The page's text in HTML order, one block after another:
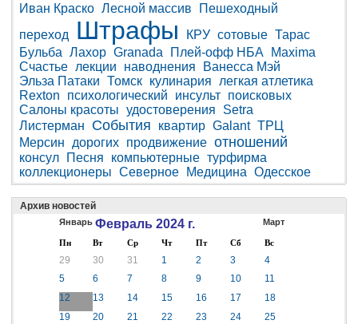
Иван Краско Лесной массив
Пешеходный
переход
Штрафы КРУ сотовые Тарас
Бульба Лахор Granada Плей-офф НБА
Maxima
Счастье лекции наводнения
Ванесса Мэй
Эльза Патаки Томск кулинария
легкая атлетика
Rexton
психологический инсульт поисковых
Салоны красоты удостоверения
Setra
Листерман
События квартир Galant ТРЦ
Мерсин
дорогих продвижение отношений
консул Песня компьютерные турфирма
коллекционеры Северное Медицина Одесское
Архив новостей
Январь Февраль 2024 г. Март
Пн Вт Ср Чт Пт Сб Вс
29 30 31 1 2 3
4
5
6 7 8 9 10
11
12
13 14 15 16 17
18
19
20 21 22 23 24
25